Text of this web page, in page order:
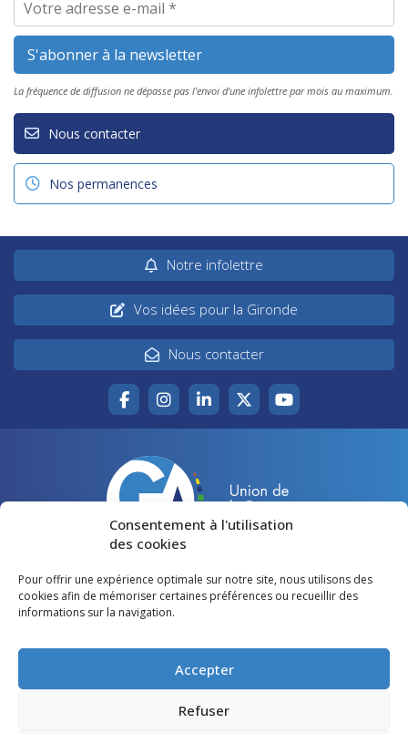
Consentement à l'utilisation
des cookies
Pour offrir une expérience optimale sur notre site, nous utilisons des
cookies afin de mémoriser certaines préférences ou recueillir des
informations sur la navigation.
Accepter
Refuser
La fréquence de diffusion ne dépasse pas l'envoi d'une infolettre par mois au maximum.
Nous contacter
Nos permanences
Notre infolettre
Vos idées pour la Gironde
Nous contacter
Accueil
Votre canton
Lire et voir
Agir pour la Gironde
Restons en contact